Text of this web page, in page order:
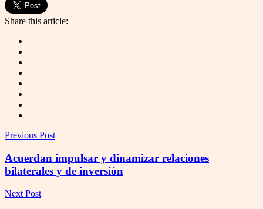
Share this article:
Previous Post
Acuerdan impulsar y dinamizar relaciones
bilaterales y de inversión
Next Post